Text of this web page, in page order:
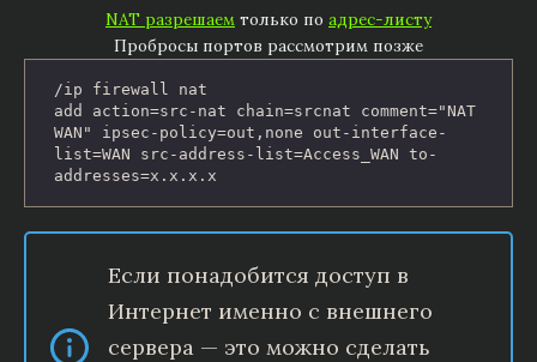
NAT разрешаем только по адрес-листу
Пробросы портов рассмотрим позже
/ip firewall nat
add action=src-nat chain=srcnat comment="NAT
WAN" ipsec-policy=out,none out-interface-
list=WAN src-address-list=Access_WAN to-
addresses=x.x.x.x
Если понадобится доступ в
Интернет именно с внешнего
сервера — это можно сделать